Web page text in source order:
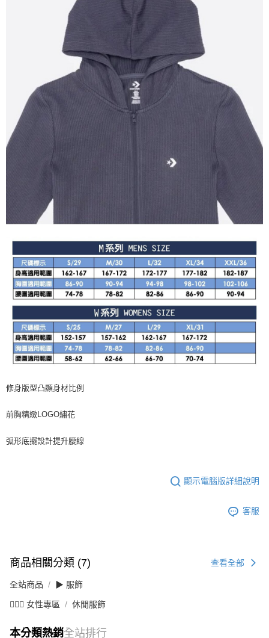
修身版型凸顯身材比例
前胸精緻LOGO繡花
弧形底擺設計提升腰線
顯示電腦版詳細說明
客服
商品相關分類 (7) 查看全部
全站商品 ▶ 服飾
💁🏻‍♀️ 女性專區 休閒服飾
本分類熱銷全站排行